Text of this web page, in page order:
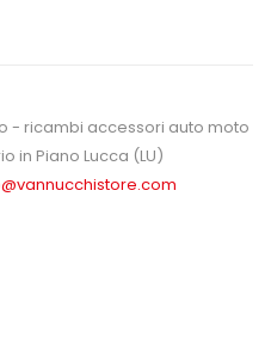
- ricambi accessori auto moto
in Piano Lucca (LU)